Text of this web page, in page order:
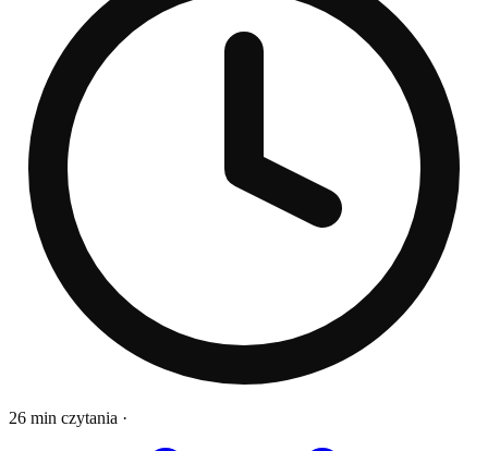
26 min czytania ·